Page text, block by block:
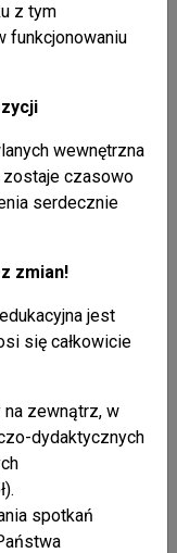
z tym
funkcjonowaniu
wewnętrzna
czasowo
serdecznie
zmian!
jest
się całkowicie
na zewnątrz, w
dydaktycznych
spotkań